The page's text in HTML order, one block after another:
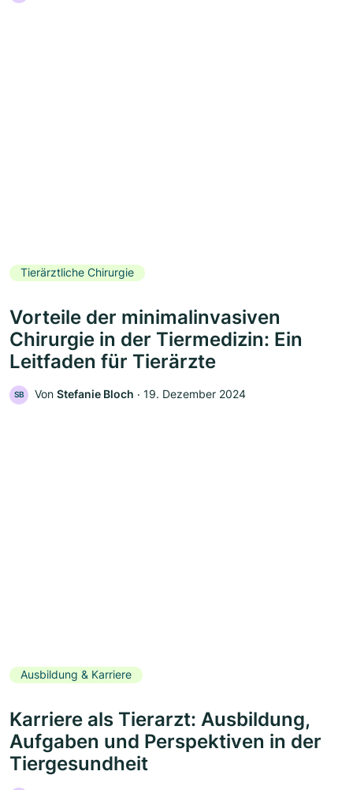
Tierärztliche Chirurgie
Vorteile der minimalinvasiven
Chirurgie in der Tiermedizin: Ein
Leitfaden für Tierärzte
SB Von Stefanie Bloch ‧ 19. Dezember 2024
Ausbildung & Karriere
Karriere als Tierarzt: Ausbildung,
Aufgaben und Perspektiven in der
Tiergesundheit